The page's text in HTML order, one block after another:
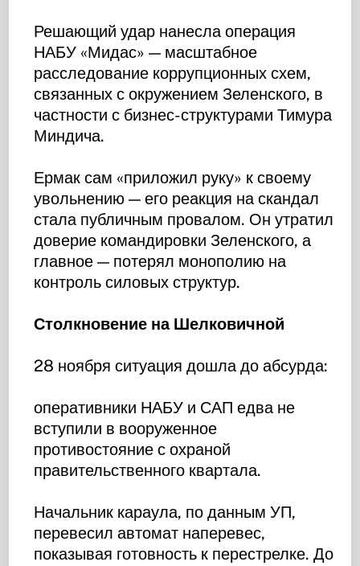
Решающий удар нанесла операция
НАБУ «Мидас» — масштабное
расследование коррупционных схем,
связанных с окружением Зеленского, в
частности с бизнес-структурами Тимура
Миндича.
Ермак сам «приложил руку» к своему
увольнению — его реакция на скандал
стала публичным провалом. Он утратил
доверие командировки Зеленского, а
главное — потерял монополию на
контроль силовых структур.
Столкновение на Шелковичной
28 ноября ситуация дошла до абсурда:
оперативники НАБУ и САП едва не
вступили в вооруженное
противостояние с охраной
правительственного квартала.
Начальник караула, по данным УП,
перевесил автомат наперевес,
показывая готовность к перестрелке. До